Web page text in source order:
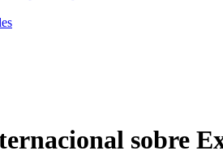
sobre